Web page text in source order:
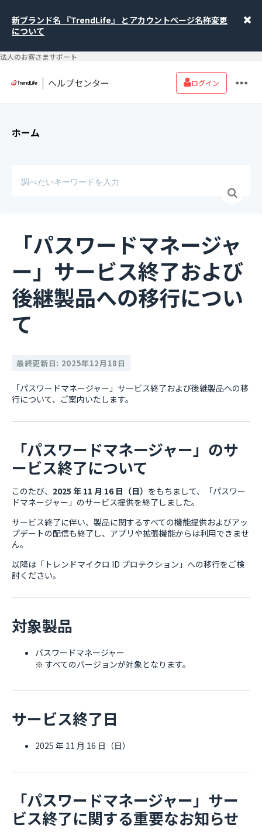
新ブランド名 『TrendLife』 とアカウントページ名称変更
について
法人のお客さまサポート
ヘルプセンター ログイン
ホーム
「パスワードマネージャ
ー」サービス終了および
後継製品への移行につい
て
最終更新日: 2025年12月18日
「パスワードマネージャー」サービス終了および後継製品への移
行について、ご案内いたします。
「パスワードマネージャー」のサ
ービス終了について
このたび、 2025 年 11 月 16 日（日） をもちまして、「パスワー
ドマネージャー」のサービス提供を終了しました。
サービス終了に伴い、製品に関するすべての機能提供およびアッ
プデートの配信も終了し、アプリや拡張機能からは利用できませ
ん。
以降は「トレンドマイクロ ID プロテクション」への移行をご検
討ください。
対象製品
パスワードマネージャー
※ すべてのバージョンが対象となります。
サービス終了日
2025 年 11 月 16 日（日）
「パスワードマネージャー」サー
ビス終了に関する重要なお知らせ